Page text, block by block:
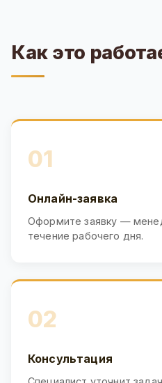
Как это
01
Онлайн-заявка
Оформите заявку —
течение рабочего дня.
02
Консультация